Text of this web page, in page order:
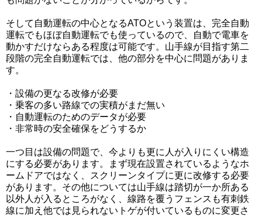
そして自動運転の中心となるATOという装置は、完全自動
運転でもほぼ自動運転でも使っているので、自動で電車を
動かすだけならある程度は可能です。山手線が目指す第二
段階の完全自動運転では、他の部分を中心に問題がありま
す。
・設備の更なる改修が必要
・乗客の多い路線での実積がまだ無い
・自動運転のためのデータが必要
・非常時の安全確保をどうするか
一つ目は設備の問題で、今よりも更に人が入りにくい構造
にする必要があります。まず現在設置されているようなホ
ームドアではなく、スクリーンタイプに更に改修する必要
があります。その他については山手線は踏切が一か所ある
以外人が入るところがなく、線路を覆うフェンスも有刺鉄
線に加え他では見られないトゲが付いているものに変更さ